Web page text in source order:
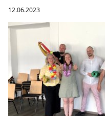
Pankow
Bildungsinstitut
Hilfe bei der
Leichte Sprache
Über uns
12.06.2023